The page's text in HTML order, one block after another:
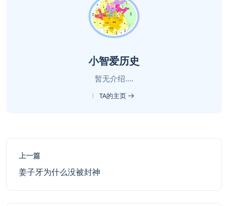
小智爱历史
暂无介绍....
TA的主页
上一篇
姜子牙为什么没被封神